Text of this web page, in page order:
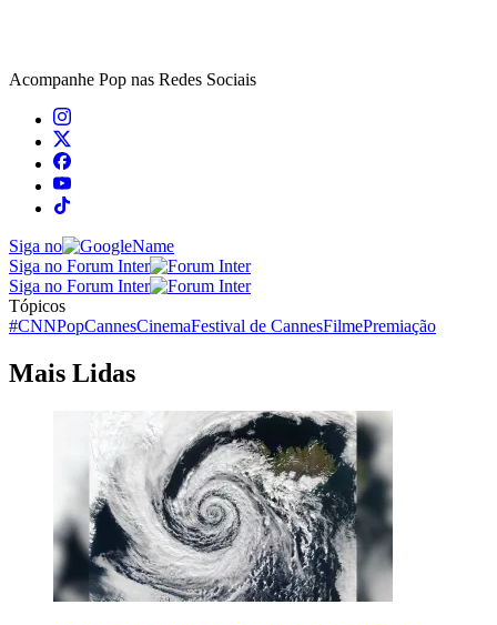
Acompanhe Pop nas Redes Sociais
Siga no
Siga no Forum Inter
Siga no Forum Inter
Tópicos
#CNNPopCannesCinemaFestival de CannesFilmePremiação
Mais Lidas